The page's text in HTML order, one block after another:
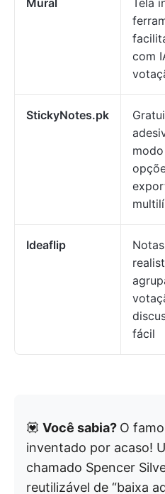
Mural
Tela
com
StickyNotes.pk
Ideaflip
fácil
💟 Você sabia? O
inventado por acaso!
chamado Spencer
reutilizável de “baixa